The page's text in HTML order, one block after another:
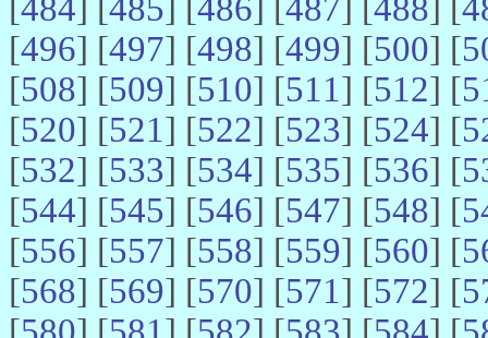
[484] [485] [486] [487] [488] [
[496] [497] [498] [499] [500] [
[508] [509] [510] [511] [512] [
[520] [521] [522] [523] [524] [
[532] [533] [534] [535] [536] [
[544] [545] [546] [547] [548] [
[556] [557] [558] [559] [560] [
[568] [569] [570] [571] [572] [